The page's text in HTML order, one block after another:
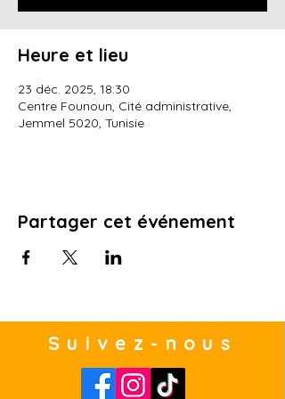
Heure et lieu
23 déc. 2025, 18:30
Centre Founoun, Cité administrative,
Jemmel 5020, Tunisie
Partager cet événement
Suivez-nous